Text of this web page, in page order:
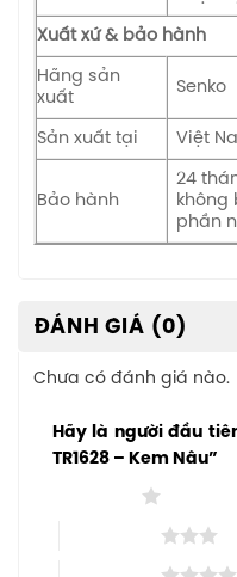
Xuất xứ & bảo hành
Hãng sản
xuất
Senko
Sản xuất tại Việt
Bảo hành
24
không
phần
ĐÁNH GIÁ (0)
Chưa có đánh giá nào.
Hãy là người đầu
TR1628 – Kem Nâu”